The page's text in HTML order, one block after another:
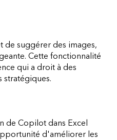
suggérer des images,
Cette fonctionnalité
qui a droit à des
stratégiques.
de Copilot dans Excel
d'améliorer les